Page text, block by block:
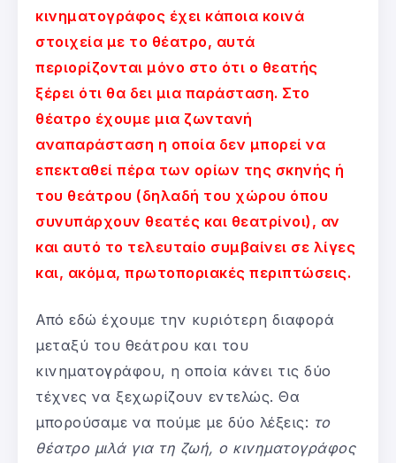
κινηματογράφος έχει κάποια κοινά
στοιχεία με το θέατρο, αυτά
περιορίζονται μόνο στο ότι ο θεατής
ξέρει ότι θα δει μια παράσταση. Στο
θέατρο έχουμε μια ζωντανή
αναπαράσταση η οποία δεν μπορεί να
επεκταθεί πέρα των ορίων της σκηνής ή
του θεάτρου (δηλαδή του χώρου όπου
συνυπάρχουν θεατές και θεατρίνοι), αν
και αυτό το τελευταίο συμβαίνει σε λίγες
και, ακόμα, πρωτοποριακές περιπτώσεις.
Από εδώ έχουμε την κυριότερη διαφορά
μεταξύ του θεάτρου και του
κινηματογράφου, η οποία κάνει τις δύο
τέχνες να ξεχωρίζουν εντελώς. Θα
μπορούσαμε να πούμε με δύο λέξεις: το
θέατρο μιλά για τη ζωή, ο κινηματογράφος